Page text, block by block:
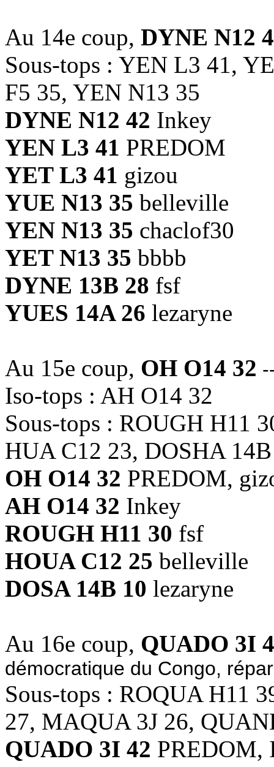
Au 14e coup, DYNE N12
Sous-tops : YEN L3 41,
F5 35, YEN N13 35
DYNE N12 42 Inkey
YEN L3 41 PREDOM
YET L3 41 gizou
YUE N13 35 belleville
YEN N13 35 chaclof30
YET N13 35 bbbb
DYNE 13B 28 fsf
YUES 14A 26 lezaryne
Au 15e coup, OH O14 32
Iso-tops : AH O14 32
Sous-tops : ROUGH H11
HUA C12 23, DOSHA
OH O14 32 PREDOM,
AH O14 32 Inkey
ROUGH H11 30 fsf
HOUA C12 25 belleville
DOSA 14B 10 lezaryne
Au 16e coup, QUADO 3I
démocratique du Congo,
Sous-tops : ROQUA H11
27, MAQUA 3J 26,
QUADO 3I 42 PREDOM,